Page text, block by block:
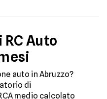
Auto
auto in Abruzzo?
di
medio calcolato